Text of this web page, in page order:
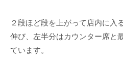
２段ほど段を上がって店内に入
伸び、左半分はカウンター席と
ています。